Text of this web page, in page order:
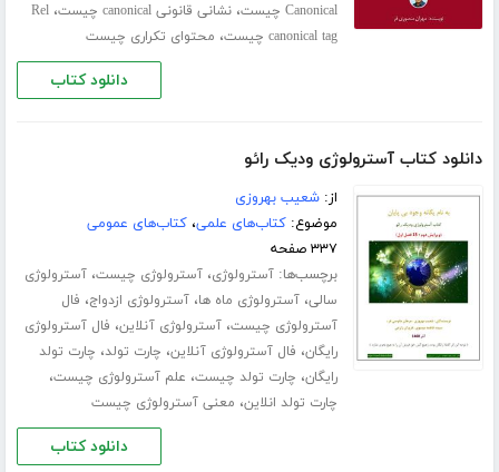
Canonical چیست ،نشانی قانونی canonical چیست ،Rel
canonical tag چیست
، محتوای تکراری چیست
دانلود کتاب
دانلود کتاب آسترولوژی ودیک رائو
از:شعیب بهروزی
موضوع:کتاب‌های علمی،کتاب‌های عمومی
۳۳۷ صفحه
برچسب‌ها:آسترولوژی،آسترولوژی چیست،آسترولوژی
سالی،آسترولوژی ماه ها،آسترولوژی ازدواج، فال
آسترولوژی چیست،آسترولوژی آنلاین، فال آسترولوژی
رایگان، فال آسترولوژی آنلاین، چارت تولد، چارت تولد
رایگان، چارت تولد چیست، علم آسترولوژی چیست،
چارت تولد انلاین، معنی آسترولوژی چیست
دانلود کتاب